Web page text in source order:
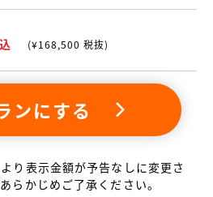
(¥168,500 税抜)
ンにする
り表示金額が予告なしに変更さ
らかじめご了承ください。